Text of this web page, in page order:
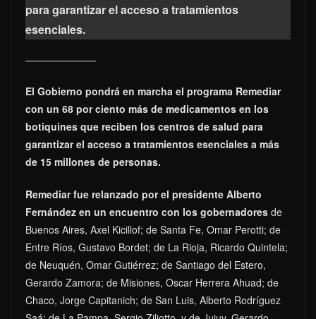
para garantizar el acceso a tratamientos
esenciales.
El Gobierno pondrá en marcha el programa Remediar
con un 68 por ciento más de medicamentos en los
botiquines que reciben los centros de salud para
garantizar el acceso a tratamientos esenciales a más
de 15 millones de personas.
Remediar fue relanzado por el presidente Alberto
Fernández en un encuentro con los gobernadores de
Buenos Aires, Axel Kicillof; de Santa Fe, Omar Perotti; de
Entre Ríos, Gustavo Bordet; de La Rioja, Ricardo Quintela;
de Neuquén, Omar Gutiérrez; de Santiago del Estero,
Gerardo Zamora; de Misiones, Oscar Herrera Ahuad; de
Chaco, Jorge Capitanich; de San Luis, Alberto Rodríguez